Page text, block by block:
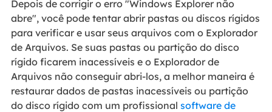
Depois de corrigir o erro "Windows Explorer não
abre", você pode tentar abrir pastas ou discos rígidos
para verificar e usar seus arquivos com o Explorador
de Arquivos. Se suas pastas ou partição do disco
rígido ficarem inacessíveis e o Explorador de
Arquivos não conseguir abri-los, a melhor maneira é
restaurar dados de pastas inacessíveis ou partição
do disco rígido com um profissional software de